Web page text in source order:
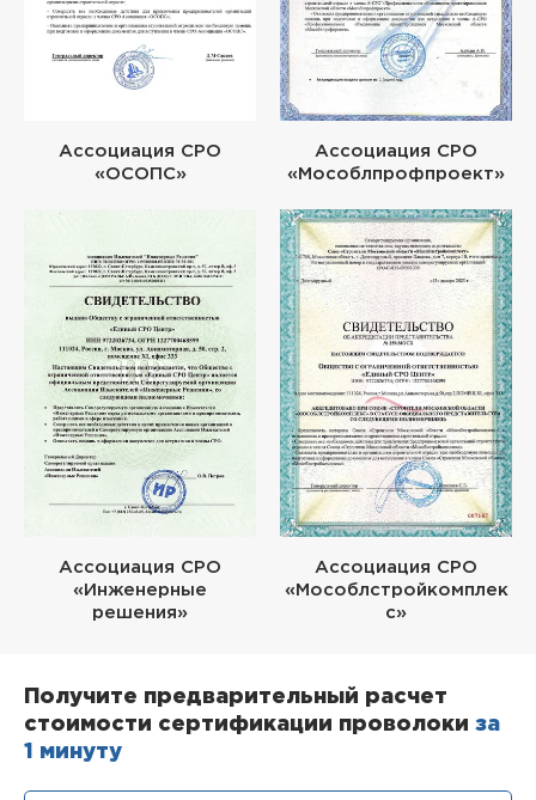
Ассоциация СРО
«ОСОПС»
Ассоциация СРО
«Мособлпрофпроект»
Ассоциация СРО
«Инженерные
решения»
Ассоциация СРО
«Мособлстройкомплек
с»
Получите предварительный расчет
стоимости сертификации проволоки за
1 минуту